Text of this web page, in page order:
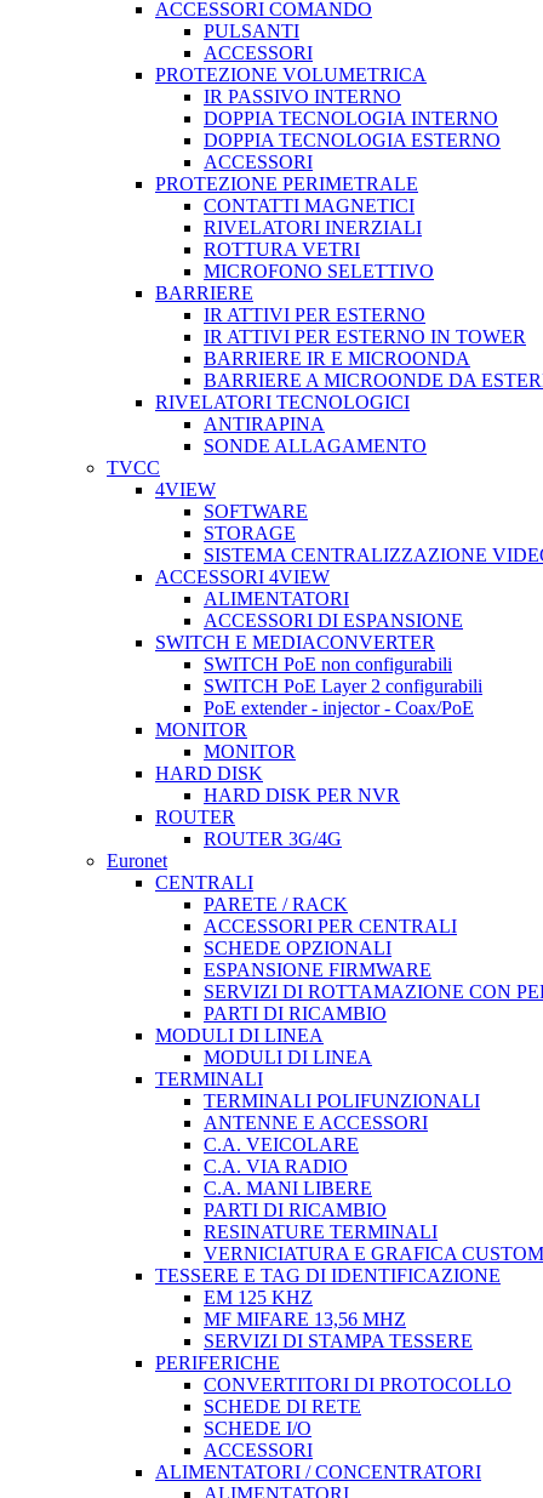
ACCESSORI COMANDO
PULSANTI
ACCESSORI
PROTEZIONE VOLUMETRICA
IR PASSIVO INTERNO
DOPPIA TECNOLOGIA INTERNO
DOPPIA TECNOLOGIA ESTERNO
ACCESSORI
PROTEZIONE PERIMETRALE
CONTATTI MAGNETICI
RIVELATORI INERZIALI
ROTTURA VETRI
MICROFONO SELETTIVO
BARRIERE
IR ATTIVI PER ESTERNO
IR ATTIVI PER ESTERNO IN TOWER
BARRIERE IR E MICROONDA
BARRIERE A MICROONDE DA
RIVELATORI TECNOLOGICI
ANTIRAPINA
SONDE ALLAGAMENTO
TVCC
4VIEW
SOFTWARE
STORAGE
SISTEMA CENTRALIZZAZIONE
ACCESSORI 4VIEW
ALIMENTATORI
ACCESSORI DI ESPANSIONE
SWITCH E MEDIACONVERTER
SWITCH PoE non configurabili
SWITCH PoE Layer 2 configurabili
PoE extender - injector - Coax/PoE
MONITOR
MONITOR
HARD DISK
HARD DISK PER NVR
ROUTER
ROUTER 3G/4G
Euronet
CENTRALI
PARETE / RACK
ACCESSORI PER CENTRALI
SCHEDE OPZIONALI
ESPANSIONE FIRMWARE
SERVIZI DI ROTTAMAZIONE CON
PARTI DI RICAMBIO
MODULI DI LINEA
MODULI DI LINEA
TERMINALI
TERMINALI POLIFUNZIONALI
ANTENNE E ACCESSORI
C.A. VEICOLARE
C.A. VIA RADIO
C.A. MANI LIBERE
PARTI DI RICAMBIO
RESINATURE TERMINALI
VERNICIATURA E GRAFICA CUSTOM
TESSERE E TAG DI IDENTIFICAZIONE
EM 125 KHZ
MF MIFARE 13,56 MHZ
SERVIZI DI STAMPA TESSERE
PERIFERICHE
CONVERTITORI DI PROTOCOLLO
SCHEDE DI RETE
SCHEDE I/O
ACCESSORI
ALIMENTATORI / CONCENTRATORI
ALIMENTATORI